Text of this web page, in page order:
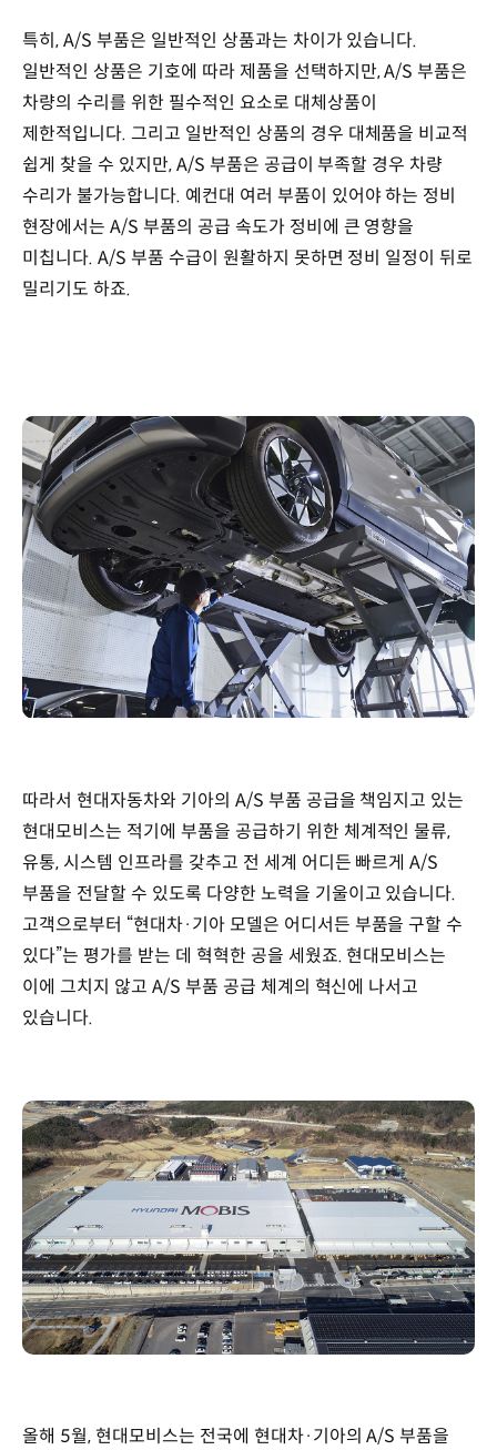
특히, A/S 부품은 일반적인 상품과는 차이가 있습니다.
일반적인 상품은 기호에 따라 제품을 선택하지만, A/S 부품은
차량의 수리를 위한 필수적인 요소로 대체상품이
제한적입니다. 그리고 일반적인 상품의 경우 대체품을 비교적
쉽게 찾을 수 있지만, A/S 부품은 공급이 부족할 경우 차량
수리가 불가능합니다. 예컨대 여러 부품이 있어야 하는 정비
현장에서는 A/S 부품의 공급 속도가 정비에 큰 영향을
미칩니다. A/S 부품 수급이 원활하지 못하면 정비 일정이 뒤로
밀리기도 하죠.
따라서 현대자동차와 기아의 A/S 부품 공급을 책임지고 있는
현대모비스는 적기에 부품을 공급하기 위한 체계적인 물류,
유통, 시스템 인프라를 갖추고 전 세계 어디든 빠르게 A/S
부품을 전달할 수 있도록 다양한 노력을 기울이고 있습니다.
고객으로부터 “현대차·기아 모델은 어디서든 부품을 구할 수
있다”는 평가를 받는 데 혁혁한 공을 세웠죠. 현대모비스는
이에 그치지 않고 A/S 부품 공급 체계의 혁신에 나서고
있습니다.
올해 5월, 현대모비스는 전국에 현대차·기아의 A/S 부품을